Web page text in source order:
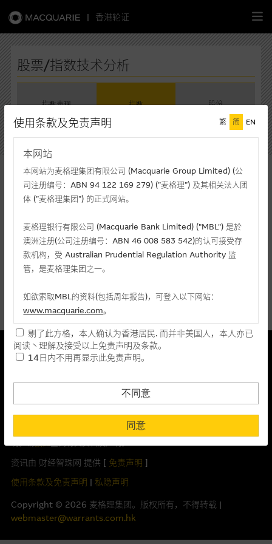
| 香港轮证
主页
认股证
牛熊证
中资股票专页
麦格理投资教室
会员专区
关於我们
股票/指数技术分析
指数表现 指数 股份
请选择指数
深证综合指数
深证综合指数
2,574.66
+1.40%
2,581.49
最低价
2,518.86
成交额(千元)
使用条款及免责声明 繁 简 EN
本网站
本网站为麦格理集团有限公司 (Macquarie Group Limited) (公
司注册编号：ABN 94 122 169 279) (”麦格理”) 及其相关法人团
体 (”麦格理集团”) 的正式网站。
麦格理银行有限公司 (Macquarie Bank Limited) ("MBL") 是於
澳洲注册(公司注册编号：ABN 46 008 583 542)的认可接受存
款机构，受 Australian Prudential Regulation Authority 监
管，是麦格理集团之一。
如欲索取MBL的资料(包括周年报告)，可登入以下网站：
www.macquarie.com。
本网站所载资料会随时更改，而不作另行通知，如阁下欲取麦格
理的资料，可直接联络本集团职员。
民使用，并不提供或发售予美国人。本网站内容无意要约或唆使
阁下购买证券丶基金单位或其他投资工具(不论在参考条款上或在
其他地方)，但清楚表明上述意图的个别段落则属例外。
提供网站内容的基准 － 使用时请考虑个人风险
网站内容来自我们在所示日期时认为可靠之来源，且均以真诚提
供。惟麦格理集团并无核实所有网站内容，故就阁下的目的而
务更新网站内容，或修正任何其後变为明显失实之地方。网站内
容所载的意见丶预测及其他资料可予更改或删除，而毋须作出通
剔了此方格，本人确认为香港居民. 而并非美国人，本人亦已
阅读丶理解及接受以上免责声明及条款。
14日内不用再显示此免责声明。
不同意
同意
本结构性产品并无抵押品
此内容来自我们在所示日期时认为可靠之来源，且均以真诚提供。然
述，亦不保证此内容在任何用途上均完整丶可靠丶准确丶合时或适合，
亦不为资料的准确程度丶完整性及合时性负上责任。
本网址由香港证券及期货事务监察委员会注册交易商MCL提供。MCL为
本文所提及上市股份有关的Macquarie Bank Limited (ABN 46 008
及/或流通量提供者。本网站内容仅为香港居民设计，并只供香港市民使
用，不适用於美国人或其他国家之居民。本网址提供之任何资料包括任
或推荐你参与或完成任何交易，或提供任何投资建议或服务。结构性产
品之价格可升可跌，在若干情况下，投资者可能会损失部分或全部投
阁下在浏览本网站之时，已明白及同意本网站之所有条款及私隐权声
资讯由 财经智珠网 提供 [ 免责声明 ]
使用条款及免责声明 | 私隐声明
Copyright © 2026 麦格理集团。版权所有，不得转载 |
webmaster@warrants.com.hk